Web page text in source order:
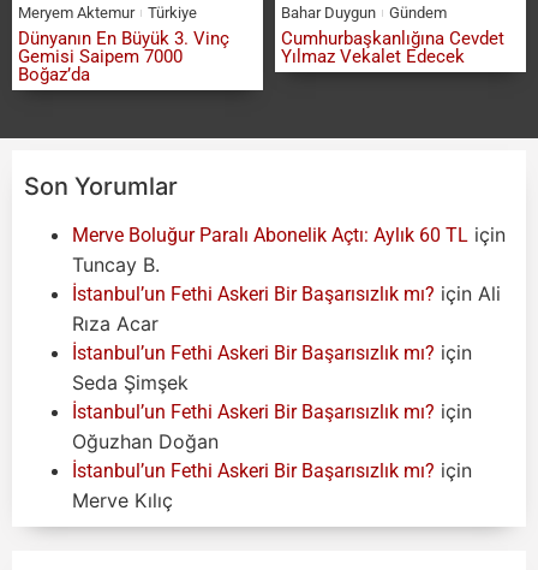
Meryem Aktemur Türkiye
Dünyanın En Büyük 3. Vinç
Gemisi Saipem 7000
Boğaz’da
Bahar Duygun Gündem
Cumhurbaşkanlığına Cevdet
Yılmaz Vekalet Edecek
Son Yorumlar
Merve Boluğur Paralı Abonelik Açtı: Aylık 60 TL için
Tuncay B.
İstanbul’un Fethi Askeri Bir Başarısızlık mı? için Ali
Rıza Acar
İstanbul’un Fethi Askeri Bir Başarısızlık mı? için
Seda Şimşek
İstanbul’un Fethi Askeri Bir Başarısızlık mı? için
Oğuzhan Doğan
İstanbul’un Fethi Askeri Bir Başarısızlık mı? için
Merve Kılıç